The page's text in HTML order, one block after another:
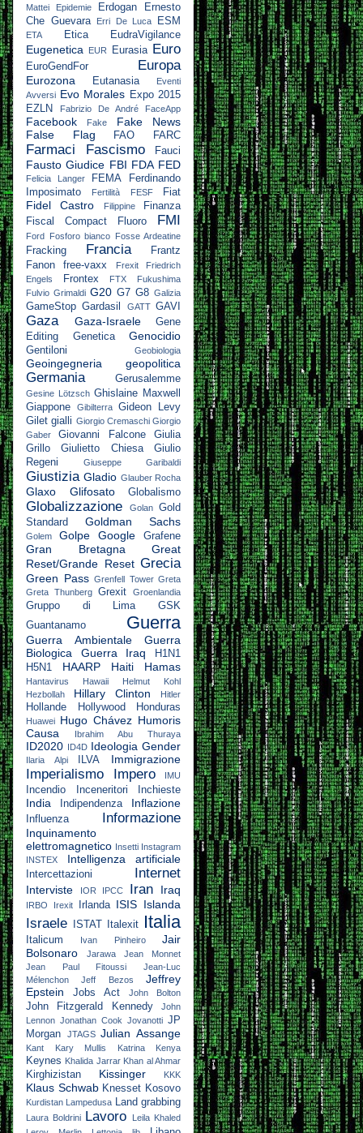
Mattei
Epidemie Erdogan
Ernesto
Che Guevara
Erri De Luca ESM
ETA Etica EudraVigilance
Eugenetica EUR Eurasia Euro
EuroGendFor Europa
Eurozona Eutanasia
Eventi
Avversi Evo Morales Expo 2015
EZLN
Fabrizio De André FaceApp
Facebook Fake
Fake News
False Flag
FAO FARC
Farmaci Fascismo Fauci
Fausto Giudice FBI FDA FED
Felicia Langer FEMA
Ferdinando
Imposimato
Fertilità FESF Fiat
Fidel Castro Filippine
Finanza
Fiscal Compact
Fluoro FMI
Ford Fosforo bianco Fosse Ardeatine
Fracking Francia
Frantz
Fanon
free-vaxx Frexit
Friedrich
Engels
Frontex FTX
Fukushima
Fulvio Grimaldi G20 G7 G8 Galizia
GameStop Gardasil GATT GAVI
Gaza Gaza-Israele
Gene
Editing
Genetica Genocidio
Gentiloni Geobiologia
Geoingegneria geopolitica
Germania Gerusalemme
Gesine Lötzsch Ghislaine Maxwell
Giappone
Gibilterra Gideon Levy
Gilet gialli Giorgio Cremaschi Giorgio
Gaber
Giovanni Falcone
Giulia
Grillo
Giulietto Chiesa
Giulio
Regeni
Giuseppe Garibaldi
Giustizia Gladio Glauber Rocha
Glaxo Glifosato Globalismo
Globalizzazione Golan Gold
Standard
Goldman Sachs
Golem Golpe Google Grafene
Gran Bretagna
Great
Reset/Grande Reset Grecia
Green Pass Grenfell Tower Greta
Greta Thunberg Grexit Groenlandia
Gruppo di Lima
GSK
Guantanamo
Guerra
Guerra Ambientale
Guerra
Biologica
Guerra Iraq
H1N1
H5N1
HAARP Haiti Hamas
Hantavirus Hawaii
Helmut Kohl
Hezbollah
Hillary Clinton Hitler
Hollande Hollywood Honduras
Huawei Hugo Chávez Humoris
Causa
Ibrahim Abu Thuraya
ID2020 ID4D Ideologia Gender
Ilaria Alpi ILVA Immigrazione
Imperialismo Impero IMU
Incendio Inceneritori Inchieste
India Indipendenza Inflazione
Influenza Informazione
Inquinamento
elettromagnetico Insetti Instagram
INSTEX
Intelligenza artificiale
Intercettazioni Internet
Interviste IOR IPCC Iran Iraq
IRBO Irexit Irlanda ISIS Islanda
Israele ISTAT Italexit Italia
Italicum Ivan Pinheiro
Jair
Bolsonaro
Jarawa
Jean Monnet
Jean Paul Fitoussi
Jean-Luc
Mélenchon
Jeff Bezos
Jeffrey
Epstein
Jobs Act John Bolton
John Fitzgerald Kennedy
John
Lennon Jonathan Cook Jovanotti JP
Morgan
JTAGS Julian Assange
Kant Kary Mullis Katrina Kenya
Keynes Khalida Jarrar Khan al Ahmar
Kirghizistan Kissinger KKK
Klaus Schwab Knesset Kosovo
Kurdistan Lampedusa Land grabbing
Laura Boldrini Lavoro
Leila Khaled